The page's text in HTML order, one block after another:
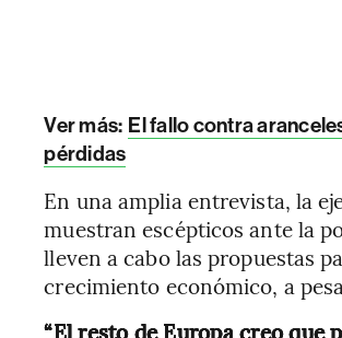
Ver más: El fallo contra
pérdidas
En una amplia entrevista, la
muestran escépticos ante la
lleven a cabo las propuestas
crecimiento económico, a
“El resto de Europa creo que